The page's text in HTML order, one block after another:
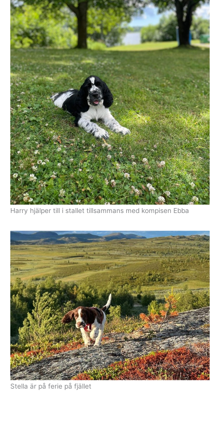
Harry hjälper till i stallet tillsammans med kompisen Ebba
Stella är på ferie på fjället